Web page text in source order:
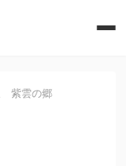
紫雲の郷